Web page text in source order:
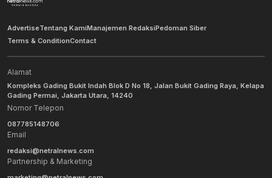
AdvertiseTentang KamiManajemen RedaksiPedoman Siber
Terms & ConditionContact
Alamat
Kompleks Gading Bukit Indah Blok D No 18, Jalan Bukit Gading Raya, Kelapa
Gading Permai, Jakarta Utara, 14240
Nomor Telepon
087785148706
Email
redaksi@netralnews.com
Partnership & Marketing